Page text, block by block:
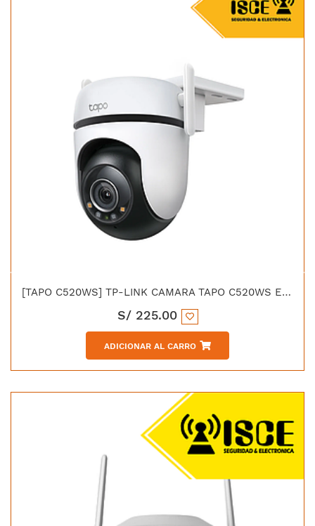
[TAPO C520WS] TP-LINK CAMARA TAPO C520WS EXTERIOR PTZ WIFI 2K 4MP
S/ 225.00
ADICIONAR AL CARRO